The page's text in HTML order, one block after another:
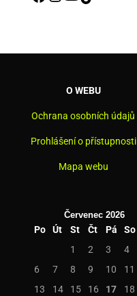
O WEBU
Ochrana osobních údajů
Prohlášení o přístupnosti
Mapa webu
Červenec 2026
Po Út St Čt Pá So
1
2 3 4
6
7 8 9 10 11
13
14 15 16 17 18